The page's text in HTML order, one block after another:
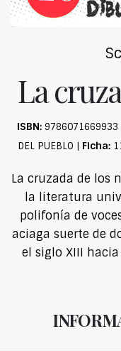
La
ISBN: 9786071669933
DEL PUEBLO | Ficha:
La cruzada de los
la literatura
polifonía de
aciaga suerte de
el siglo XIII